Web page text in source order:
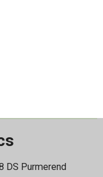
DS Purmerend